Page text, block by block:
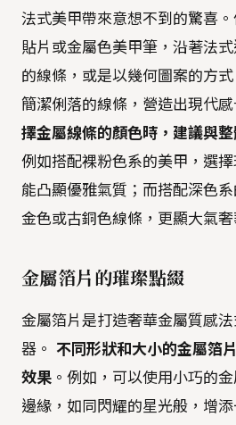
法式美甲帶來意想不到的驚喜
貼片或金屬色美甲筆，沿著法
的線條，或是以幾何圖案的方
簡潔俐落的線條，營造出現代
擇金屬線條的顏色時，建議與
例如搭配裸粉色系的美甲，選擇
能凸顯優雅氣質；而搭配深色
金色或古銅色線條，更顯大氣奢
金屬箔片的璀璨點綴
金屬箔片是打造奢華金屬質感
器。 不同形狀和大小的金屬箔
效果 。例如，可以使用小巧的
邊緣，如同閃耀的星光般，增